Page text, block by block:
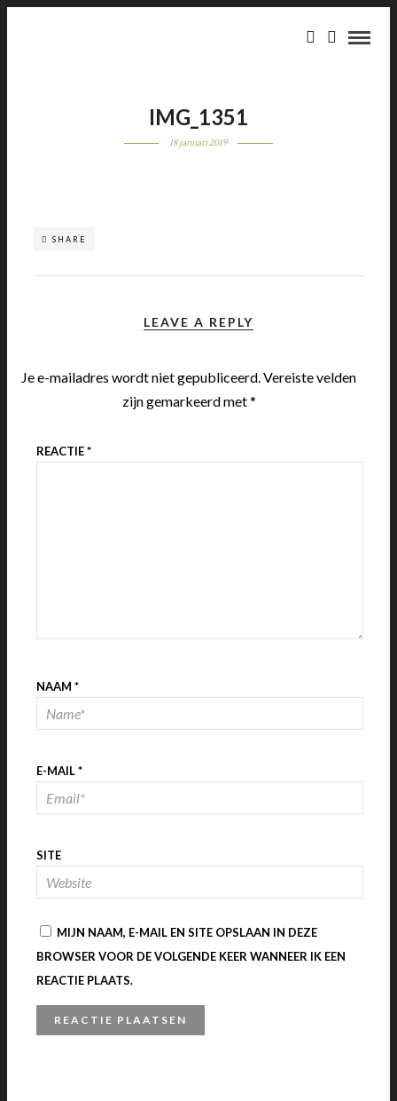
IMG_1351
18 januari 2019
SHARE
LEAVE A REPLY
Je e-mailadres wordt niet gepubliceerd.Vereiste velden
zijn gemarkeerd met*
REACTIE*
NAAM *
E-MAIL*
SITE
MIJN NAAM, E-MAIL EN SITE OPSLAAN IN DEZE
BROWSER VOOR DE VOLGENDE KEER WANNEER IK EEN
REACTIE PLAATS.